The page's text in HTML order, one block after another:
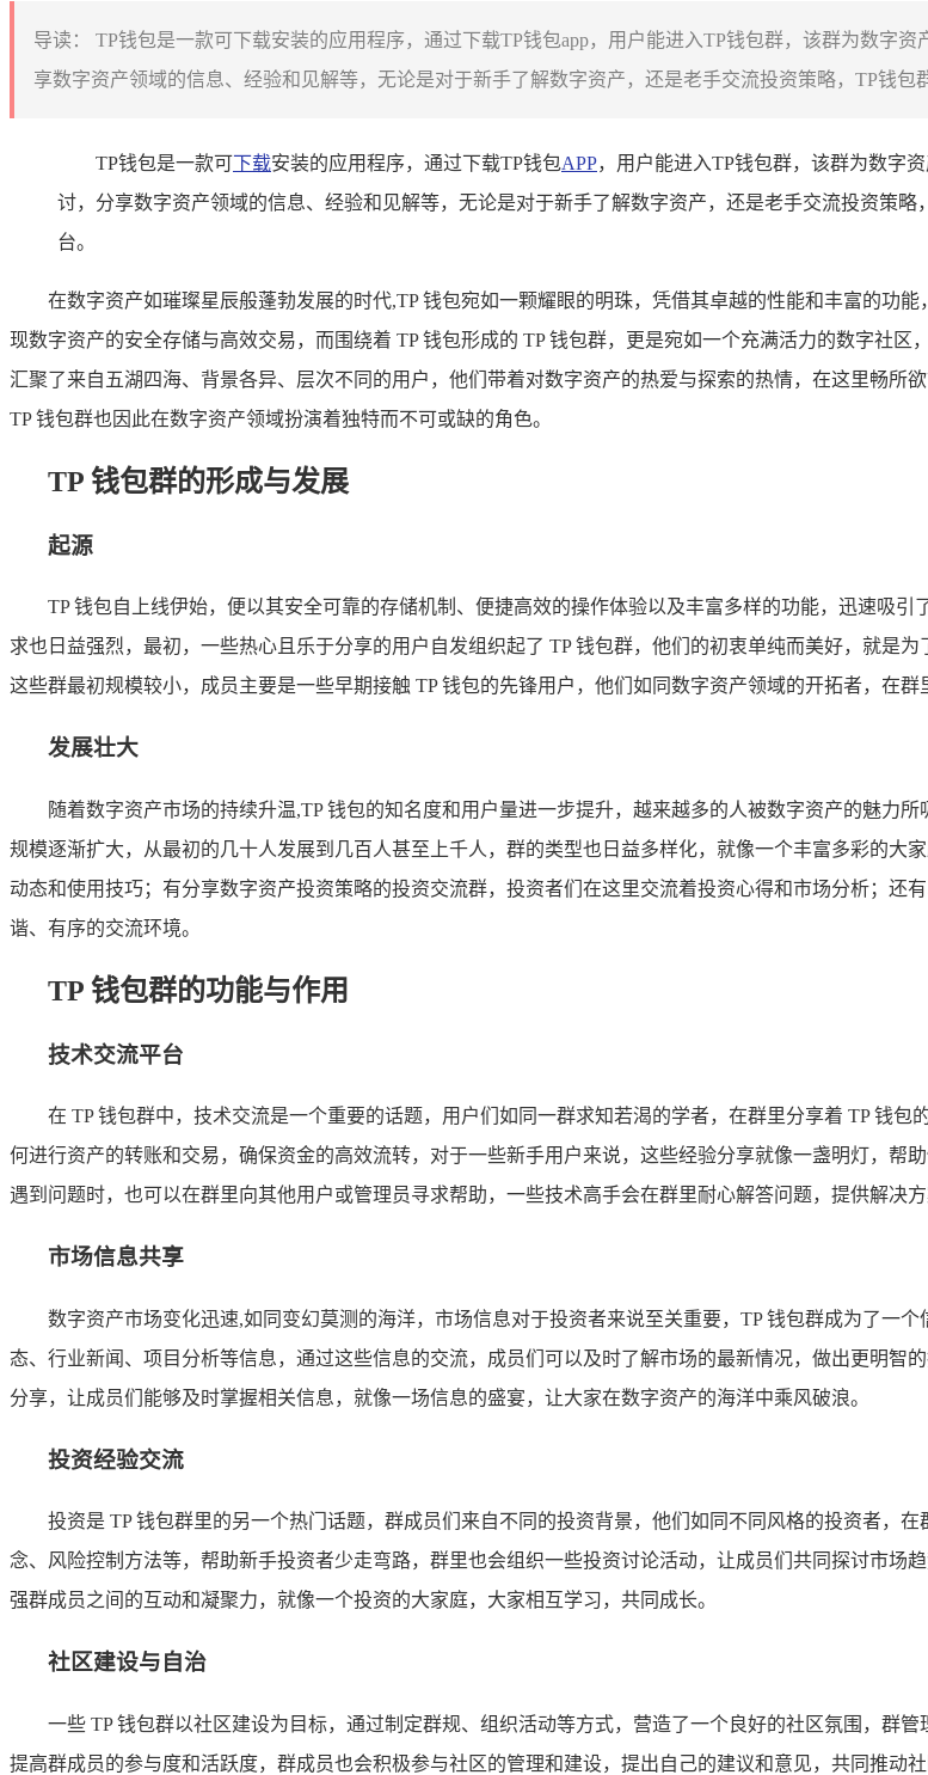
导读：
TP钱包是一款可下载安装的应用程序，通过下载TP钱包app，用户能进入TP钱包群，该群为数字
享数字资产领域的信息、经验和见解等，无论是对于新手了解数字资产，还是老手交流投资策略，TP钱
TP钱包是一款可下载安装的应用程序，通过下载TP钱包APP，用户能进入TP钱包群，该群为数字
讨，分享数字资产领域的信息、经验和见解等，无论是对于新手了解数字资产，还是老手交流投资策
台。
在数字资产如璀璨星辰般蓬勃发展的时代,TP 钱包宛如一颗耀眼的明珠，凭借其卓越的性能和丰富的功
现数字资产的安全存储与高效交易，而围绕着 TP 钱包形成的 TP 钱包群，更是宛如一个充满活力的数字社
汇聚了来自五湖四海、背景各异、层次不同的用户，他们带着对数字资产的热爱与探索的热情，在这里畅所
TP 钱包群也因此在数字资产领域扮演着独特而不可或缺的角色。
TP 钱包群的形成与发展
起源
TP 钱包自上线伊始，便以其安全可靠的存储机制、便捷高效的操作体验以及丰富多样的功能，迅速吸
求也日益强烈，最初，一些热心且乐于分享的用户自发组织起了 TP 钱包群，他们的初衷单纯而美好，就是
这些群最初规模较小，成员主要是一些早期接触 TP 钱包的先锋用户，他们如同数字资产领域的开拓者，在群
发展壮大
随着数字资产市场的持续升温,TP 钱包的知名度和用户量进一步提升，越来越多的人被数字资产的魅力
规模逐渐扩大，从最初的几十人发展到几百人甚至上千人，群的类型也日益多样化，就像一个丰富多彩的大
动态和使用技巧；有分享数字资产投资策略的投资交流群，投资者们在这里交流着投资心得和市场分析；还
谐、有序的交流环境。
TP 钱包群的功能与作用
技术交流平台
在 TP 钱包群中，技术交流是一个重要的话题，用户们如同一群求知若渴的学者，在群里分享着 TP 钱
何进行资产的转账和交易，确保资金的高效流转，对于一些新手用户来说，这些经验分享就像一盏明灯，帮
遇到问题时，也可以在群里向其他用户或管理员寻求帮助，一些技术高手会在群里耐心解答问题，提供解决
市场信息共享
数字资产市场变化迅速,如同变幻莫测的海洋，市场信息对于投资者来说至关重要，TP 钱包群成为了一
态、行业新闻、项目分析等信息，通过这些信息的交流，成员们可以及时了解市场的最新情况，做出更明智
分享，让成员们能够及时掌握相关信息，就像一场信息的盛宴，让大家在数字资产的海洋中乘风破浪。
投资经验交流
投资是 TP 钱包群里的另一个热门话题，群成员们来自不同的投资背景，他们如同不同风格的投资者，
念、风险控制方法等，帮助新手投资者少走弯路，群里也会组织一些投资讨论活动，让成员们共同探讨市场
强群成员之间的互动和凝聚力，就像一个投资的大家庭，大家相互学习，共同成长。
社区建设与自治
一些 TP 钱包群以社区建设为目标，通过制定群规、组织活动等方式，营造了一个良好的社区氛围，群
提高群成员的参与度和活跃度，群成员也会积极参与社区的管理和建设，提出自己的建议和意见，共同推动